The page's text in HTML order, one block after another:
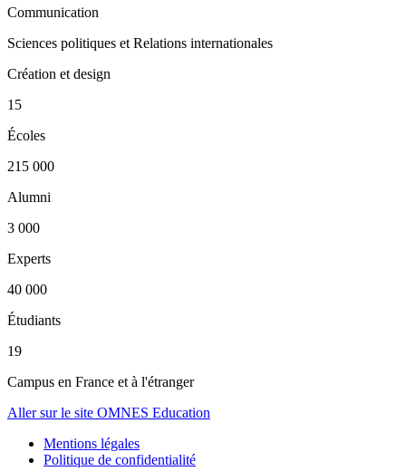
Communication
Sciences politiques et Relations internationales
Création et design
15
Écoles
215 000
Alumni
3 000
Experts
40 000
Étudiants
19
Campus en France et à l'étranger
Aller sur le site OMNES Education
Mentions légales
Politique de confidentialité